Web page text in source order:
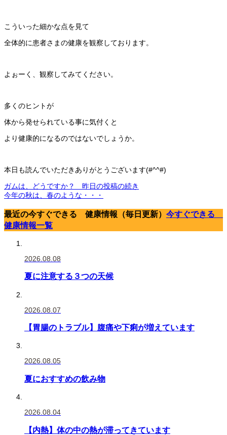
こういった細かな点を見て
全体的に患者さまの健康を観察しております。
よぉーく、観察してみてください。
多くのヒントが
体から発せられている事に気付くと
より健康的になるのではないでしょうか。
本日も読んでいただきありがとうございます(#^^#)
ガムは、どうですか？ 昨日の投稿の続き
今年の秋は、春のような・・・
最近の今すぐできる 健康情報（毎日更新） 今すぐできる
健康情報一覧
2026.08.08
夏に注意する３つの天候
2026.08.07
【胃腸のトラブル】腹痛や下痢が増えています
2026.08.05
夏におすすめの飲み物
2026.08.04
【内熱】体の中の熱が滞ってきています